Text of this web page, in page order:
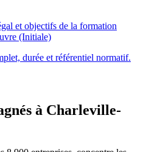
et objectifs de la formation
(Initiale)
durée et référentiel normatif.
à Charleville-